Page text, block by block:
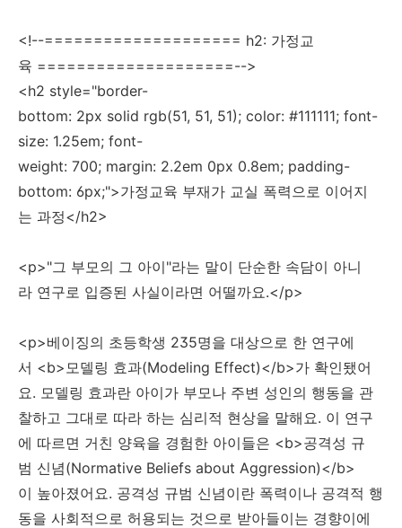
<!--==================== h2: 가정교
육 ====================-->
<h2 style="border-
bottom: 2px solid rgb(51, 51, 51); color: #111111; font-
size: 1.25em; font-
weight: 700; margin: 2.2em 0px 0.8em; padding-
bottom: 6px;">가정교육 부재가 교실 폭력으로 이어지
는 과정</h2>
<p>"그 부모의 그 아이"라는 말이 단순한 속담이 아니
라 연구로 입증된 사실이라면 어떨까요.</p>
<p>베이징의 초등학생 235명을 대상으로 한 연구에
서 <b>모델링 효과(Modeling Effect)</b>가 확인됐어
요. 모델링 효과란 아이가 부모나 주변 성인의 행동을 관
찰하고 그대로 따라 하는 심리적 현상을 말해요. 이 연구
에 따르면 거친 양육을 경험한 아이들은 <b>공격성 규
범 신념(Normative Beliefs about Aggression)</b>
이 높아졌어요. 공격성 규범 신념이란 폭력이나 공격적 행
동을 사회적으로 허용되는 것으로 받아들이는 경향이에